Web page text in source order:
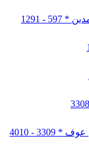
- 1291
- 4010